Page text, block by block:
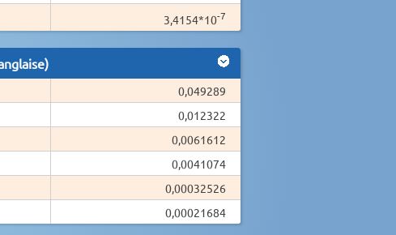
3,4154*10-7
0,049289
0,012322
0,0061612
0,0041074
0,00032526
0,00021684